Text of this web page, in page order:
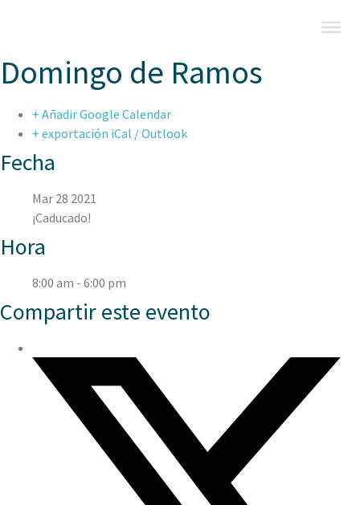
Domingo de Ramos
+ Añadir Google Calendar
+ exportación iCal / Outlook
Fecha
Mar 28 2021
¡Caducado!
Hora
8:00 am - 6:00 pm
Compartir este evento